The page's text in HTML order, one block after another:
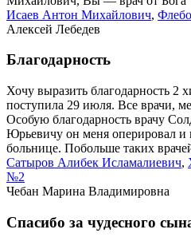
Исаев Антон Михайлович,
Алексей Лебедев
Благодарность
Хочу выразить благодарность 2
поступила 29 июля. Все врачи,
Особую благодарность врачу
Юрьевичу он меня оперировал и
больнице. Побольше таких
Сатыров Алибек Исламалиевич,
№2
Чебан Марина Владимировна
Спасибо за чудесного